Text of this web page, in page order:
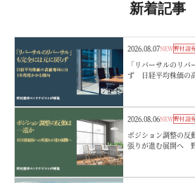
新着記事
2026.08.07NEW野村證
「リバーサルのリ
ず 日経平均株価の
2026.08.06NEW野村證
ポジション調整の
張りが進む展開へ